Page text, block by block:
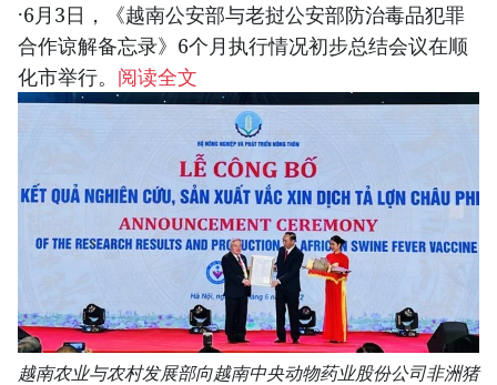
·6月3日，《越南公安部与老挝公安部防治毒品犯罪
合作谅解备忘录》6个月执行情况初步总结会议在顺
化市举行。 阅读全文
越南农业与农村发展部向越南中央动物药业股份公司非洲猪